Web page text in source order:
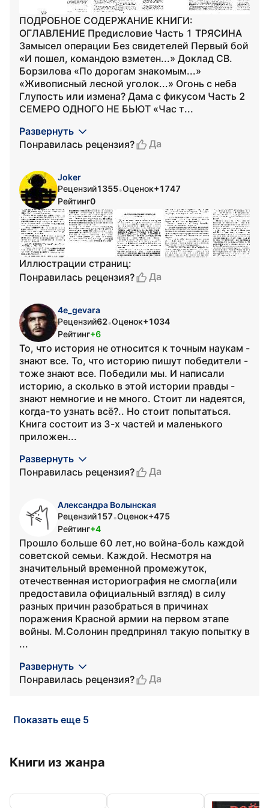
ПОДРОБНОЕ СОДЕРЖАНИЕ КНИГИ:
ОГЛАВЛЕНИЕ Предисловие Часть 1 ТРЯСИНА
Замысел операции Без свидетелей Первый бой
«И пошел, командою взметен...» Доклад СВ.
Борзилова «По дорогам знакомым...»
«Живописный лесной уголок...» Огонь с неба
Глупость или измена? Дама с фикусом Часть 2
СЕМЕРО ОДНОГО НЕ БЬЮТ «Час т...
Развернуть
Понравилась рецензия?
Да
Joker
Рецензий1355•Оценок+1747
Рейтинг0
Иллюстрации страниц:
Понравилась рецензия?
Да
4e_gevara
Рецензий62•Оценок+1034
Рейтинг+6
То, что история не относится к точным наукам -
знают все. То, что историю пишут победители -
тоже знают все. Победили мы. И написали
историю, а сколько в этой истории правды -
знают немногие и не много. Стоит ли надеятся,
когда-то узнать всё?.. Но стоит попытаться.
Книга состоит из 3-х частей и маленького
приложен...
Развернуть
Понравилась рецензия?
Да
Александра Волынская
Рецензий157•Оценок+475
Рейтинг+4
Прошло больше 60 лет,но война-боль каждой
советской семьи. Каждой. Несмотря на
значительный временной промежуток,
отечественная историография не смогла(или
предоставила официальный взгляд) в силу
разных причин разобраться в причинах
поражения Красной армии на первом этапе
войны. М.Солонин предпринял такую попытку в
...
Развернуть
Понравилась рецензия?
Да
Показать еще 5
Книги из жанра